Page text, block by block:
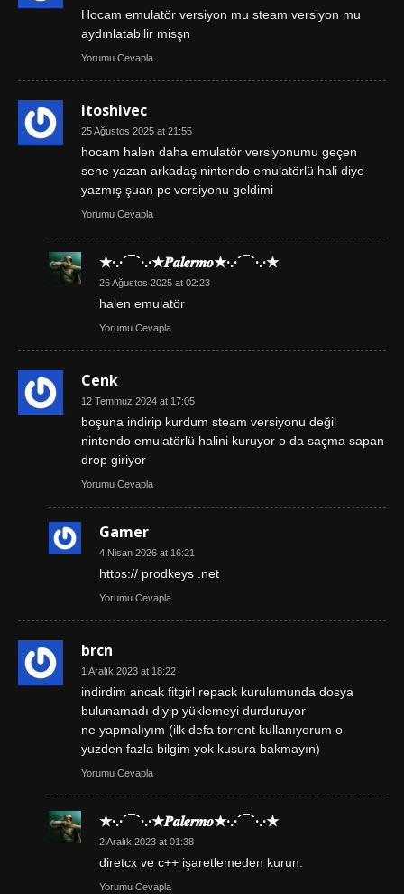
Hocam emulatör versiyon mu steam versiyon mu
aydınlatabilir misşn
Yorumu Cevapla
itoshivec
25 Ağustos 2025 at 21:55
hocam halen daha emulatör versiyonumu geçen
sene yazan arkadaş nintendo emulatörlü hali diye
yazmış şuan pc versiyonu geldimi
Yorumu Cevapla
★·.·´¯`·.·★𝑷𝒂𝒍𝒆𝒓𝒎𝒐★·.·´¯`·.·★
26 Ağustos 2025 at 02:23
halen emulatör
Yorumu Cevapla
Cenk
12 Temmuz 2024 at 17:05
boşuna indirip kurdum steam versiyonu değil
nintendo emulatörlü halini kuruyor o da saçma sapan
drop giriyor
Yorumu Cevapla
Gamer
4 Nisan 2026 at 16:21
https:// prodkeys .net
Yorumu Cevapla
brcn
1 Aralık 2023 at 18:22
indirdim ancak fitgirl repack kurulumunda dosya
bulunamadı diyip yüklemeyi durduruyor
ne yapmalıyım (ilk defa torrent kullanıyorum o
yuzden fazla bilgim yok kusura bakmayın)
Yorumu Cevapla
★·.·´¯`·.·★𝑷𝒂𝒍𝒆𝒓𝒎𝒐★·.·´¯`·.·★
2 Aralık 2023 at 01:38
diretcx ve c++ işaretlemeden kurun.
Yorumu Cevapla